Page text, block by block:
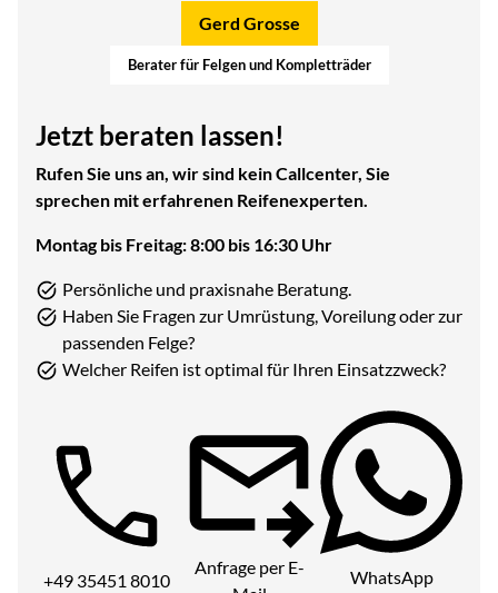
Gerd Grosse
Berater für Felgen und Kompletträder
Jetzt beraten lassen!
Rufen Sie uns an, wir sind kein Callcenter, Sie
sprechen mit erfahrenen Reifenexperten.
Montag bis Freitag: 8:00 bis 16:30 Uhr
Persönliche und praxisnahe Beratung.
Haben Sie Fragen zur Umrüstung, Voreilung oder zur
passenden Felge?
Welcher Reifen ist optimal für Ihren Einsatzzweck?
Telefon:
+49 35451 8010
Anfrage per E-
WhatsApp